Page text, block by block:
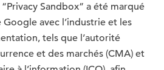
Sandbox” a été marqué
avec l’industrie et les
tels que l’autorité
et des marchés (CMA) et